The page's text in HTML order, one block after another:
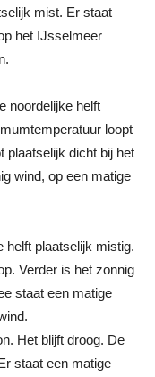
mist. Er staat
het IJsselmeer
noordelijke helft
loopt
plaatselijk dicht bij het
wind, op een matige
helft plaatselijk mistig.
Verder is het zonnig
staat een matige
Het blijft droog. De
staat een matige